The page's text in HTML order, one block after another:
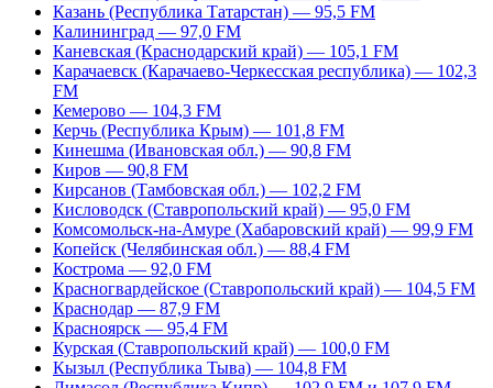
Казань (Республика Татарстан) — 95,5 FM
Калининград — 97,0 FM
Каневская (Краснодарский край) — 105,1 FM
Карачаевск (Карачаево-Черкесская республика) — 102,3
FM
Кемерово — 104,3 FM
Керчь (Республика Крым) — 101,8 FM
Кинешма (Ивановская обл.) — 90,8 FM
Киров — 90,8 FM
Кирсанов (Тамбовская обл.) — 102,2 FM
Кисловодск (Ставропольский край) — 95,0 FM
Комсомольск-на-Амуре (Хабаровский край) — 99,9 FM
Копейск (Челябинская обл.) — 88,4 FM
Кострома — 92,0 FM
Красногвардейское (Ставропольский край) — 104,5 FM
Краснодар — 87,9 FM
Красноярск — 95,4 FM
Курская (Ставропольский край) — 100,0 FM
Кызыл (Республика Тыва) — 104,8 FM